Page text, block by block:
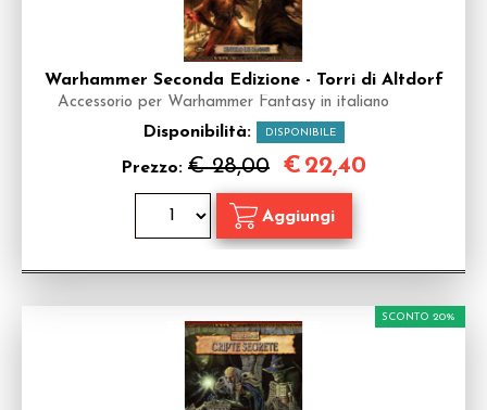
Warhammer Seconda Edizione - Torri di Altdorf
Accessorio per Warhammer Fantasy in italiano
Disponibilità: DISPONIBILE
Prezzo: € 28,00 € 22,40
SCONTO 20%